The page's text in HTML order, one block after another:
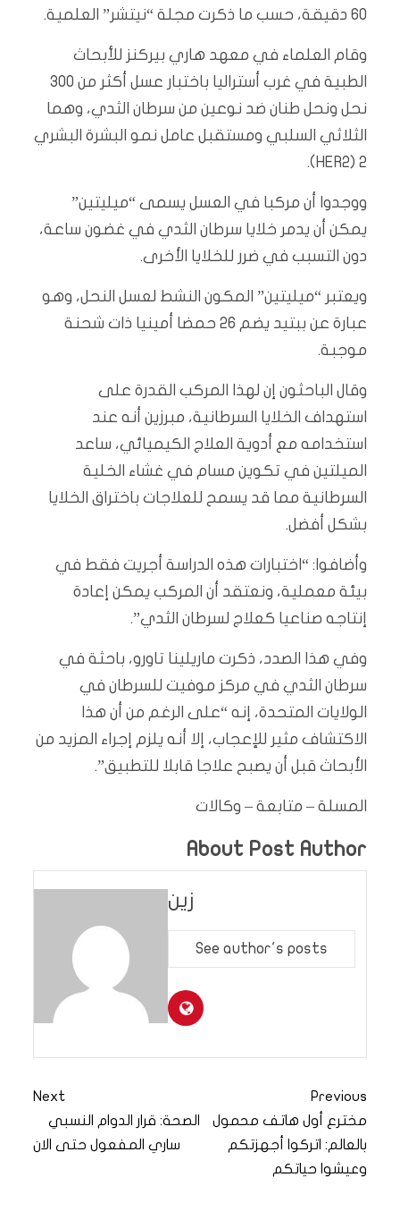
60 دقيقة، حسب ما ذكرت مجلة “نيتشر” العلمية.
وقام العلماء في معهد هاري بيركنز للأبحاث
الطبية في غرب أستراليا باختبار عسل أكثر من 300
نحل ونحل طنان ضد نوعين من سرطان الثدي، وهما
الثلاثي السلبي ومستقبل عامل نمو البشرة البشري
2 (HER2).
ووجدوا أن مركبا في العسل يسمى “ميليتين”
يمكن أن يدمر خلايا سرطان الثدي في غضون ساعة،
دون التسبب في ضرر للخلايا الأخرى.
ويعتبر “ميليتين” المكون النشط لعسل النحل، وهو
عبارة عن ببتيد يضم 26 حمضا أمينيا ذات شحنة
موجبة.
وقال الباحثون إن لهذا المركب القدرة على
استهداف الخلايا السرطانية، مبرزين أنه عند
استخدامه مع أدوية العلاج الكيميائي، ساعد
الميلتين في تكوين مسام في غشاء الخلية
السرطانية مما قد يسمح للعلاجات باختراق الخلايا
بشكل أفضل.
وأضافوا: “اختبارات هذه الدراسة أجريت فقط في
بيئة معملية، ونعتقد أن المركب يمكن إعادة
إنتاجه صناعيا كعلاج لسرطان الثدي”.
وفي هذا الصدد، ذكرت ماريلينا تاورو، باحثة في
سرطان الثدي في مركز موفيت للسرطان في
الولايات المتحدة، إنه “على الرغم من أن هذا
الاكتشاف مثير للإعجاب، إلا أنه يلزم إجراء المزيد من
الأبحاث قبل أن يصبح علاجا قابلا للتطبيق”.
المسلة – متابعة – وكالات
About Post Author
زين
See author's posts
Previous
مخترع أول هاتف محمول
بالعالم: اتركوا أجهزتكم
وعيشوا حياتكم
Next
الصحة: قرار الدوام النسبي
ساري المفعول حتى الان